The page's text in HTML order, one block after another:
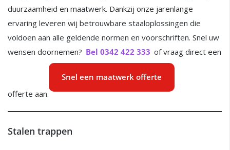
duurzaamheid en maatwerk. Dankzij onze jarenlange
ervaring leveren wij betrouwbare staaloplossingen die
voldoen aan alle geldende normen en voorschriften. Snel uw
wensen doornemen? Bel 0342 422 333 of vraag direct een
offerte aan.
Snel een maatwerk offerte
Stalen trappen